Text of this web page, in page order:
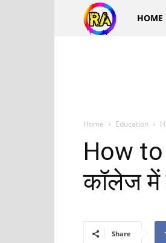
RaHOME
Home Education
How
कॉलेज में
Share